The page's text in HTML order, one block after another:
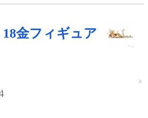
18金フィギュア